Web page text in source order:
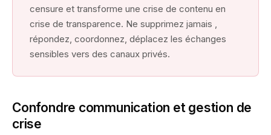
censure et transforme une crise de contenu en
crise de transparence. Ne supprimez jamais ,
répondez, coordonnez, déplacez les échanges
sensibles vers des canaux privés.
Confondre communication et gestion de
crise